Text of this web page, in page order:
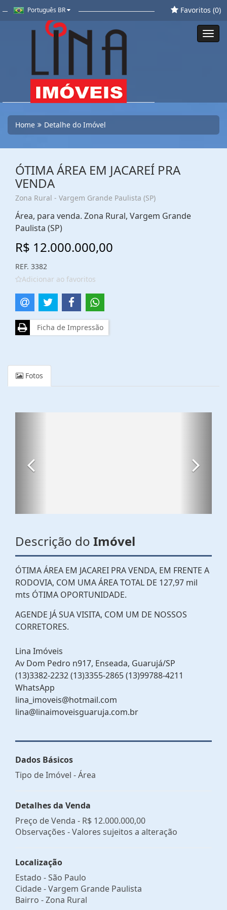
Português BR Favoritos (0)
Home Detalhe do Imóvel
ÓTIMA ÁREA EM JACAREÍ PRA
VENDA
Zona Rural - Vargem Grande Paulista (SP)
Área, para venda. Zona Rural, Vargem Grande
Paulista (SP)
R$ 12.000.000,00
REF. 3382
Adicionar ao favoritos
Ficha de Impressão
Fotos
Descrição do Imóvel
ÓTIMA ÁREA EM JACAREI PRA VENDA, EM FRENTE A
RODOVIA, COM UMA ÁREA TOTAL DE 127,97 mil
mts ÓTIMA OPORTUNIDADE.
AGENDE JÁ SUA VISITA, COM UM DE NOSSOS
CORRETORES.
Lina Imóveis
Av Dom Pedro n917, Enseada, Guarujá/SP
(13)3382-2232 (13)3355-2865 (13)99788-4211
WhatsApp
lina_imoveis@hotmail.com
lina@linaimoveisguaruja.com.br
Dados Básicos
Tipo de Imóvel - Área
Detalhes da Venda
Preço de Venda - R$ 12.000.000,00
Observações - Valores sujeitos a alteração
Localização
Estado -São Paulo
Cidade -Vargem Grande Paulista
Bairro -Zona Rural